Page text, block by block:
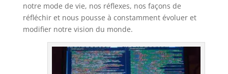
notre mode de vie, nos réflexes, nos façons de
réfléchir et nous pousse à constamment évoluer et
modifier notre vision du monde.